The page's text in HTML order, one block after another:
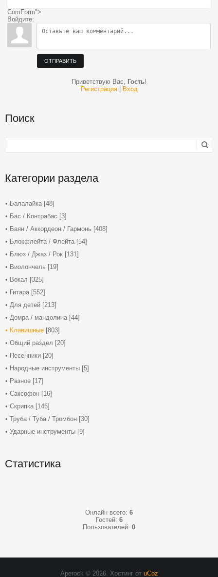
ComForm">
Войдите:
ОТПРАВИТЬ
Приветствую Вас, Гость!
Регистрация| Вход
Поиск
Категории раздела
Балалайка [48]
Бас / Контрабас [3]
Баян / Аккордеон / Гармонь [408]
Блокфлейта / Флейта [54]
Блюз / Джаз / Рок [131]
Виолончель [19]
Вокал [325]
Гитара [552]
Для детей [213]
Домра / мандолина [44]
Клавишные [803]
Общий раздел [20]
Песенники [20]
Народные инструменты [5]
Разное [17]
Саксофон [16]
Скрипка [146]
Труба / Туба / Тромбон [30]
Ударные инструменты [9]
Статистика
Онлайн всего: 6
Гостей: 6
Пользователей: 0
Aperock © 2026. Хостинг от uCoz